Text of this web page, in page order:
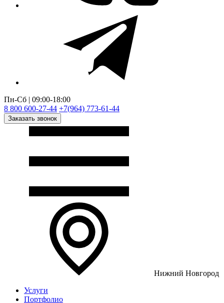
Пн-Сб | 09:00-18:00
8 800 600-27-44 +7(964) 773-61-44
Заказать звонок
Нижний Новгород
Услуги
Портфолио